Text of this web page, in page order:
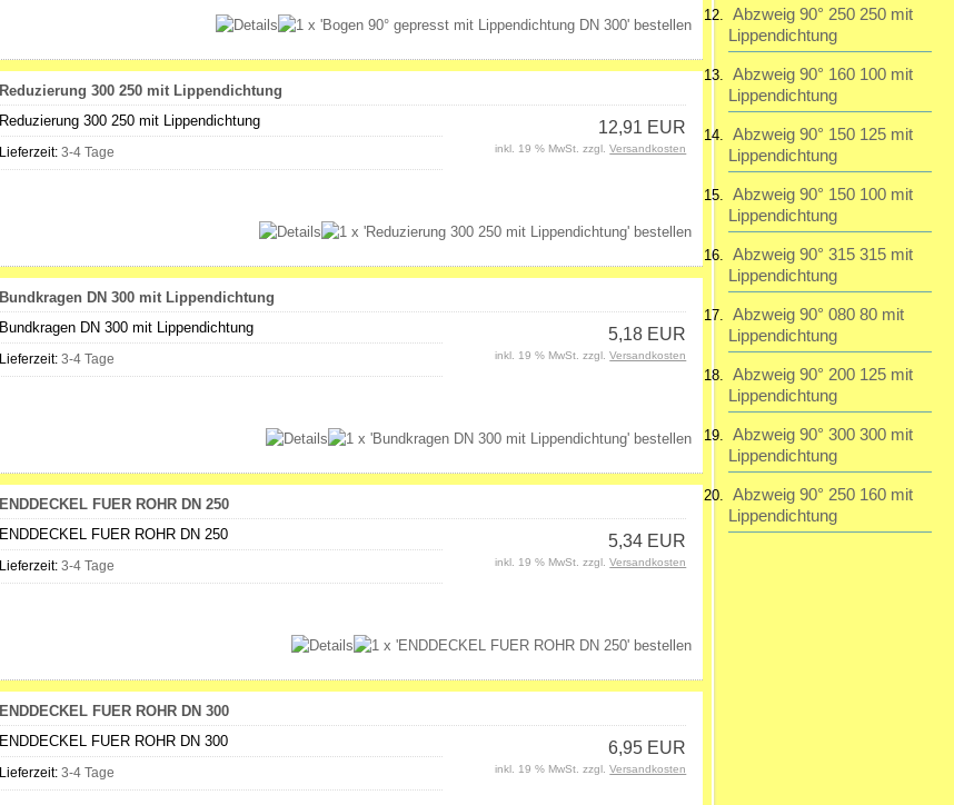
Reduzierung 300 250 mit Lippendichtung
Reduzierung 300 250 mit Lippendichtung
Lieferzeit: 3-4 Tage
12,91 EUR
inkl. 19 % MwSt. zzgl.Versandkosten
Bundkragen DN 300 mit Lippendichtung
Bundkragen DN 300 mit Lippendichtung
Lieferzeit: 3-4 Tage
5,18 EUR
inkl. 19 % MwSt. zzgl.Versandkosten
ENDDECKEL FUER ROHR DN 250
ENDDECKEL FUER ROHR DN 250
Lieferzeit: 3-4 Tage
5,34 EUR
inkl. 19 % MwSt. zzgl.Versandkosten
ENDDECKEL FUER ROHR DN 300
ENDDECKEL FUER ROHR DN 300
Lieferzeit: 3-4 Tage
6,95 EUR
inkl. 19 % MwSt. zzgl.Versandkosten
Abzweig 90° 250 250 mit
Lippendichtung
Abzweig 90° 160 100 mit
Lippendichtung
Abzweig 90° 150 125 mit
Lippendichtung
Abzweig 90° 150 100 mit
Lippendichtung
Abzweig 90° 315 315 mit
Lippendichtung
Abzweig 90° 080 80 mit
Lippendichtung
Abzweig 90° 200 125 mit
Lippendichtung
Abzweig 90° 300 300 mit
Lippendichtung
Abzweig 90° 250 160 mit
Lippendichtung